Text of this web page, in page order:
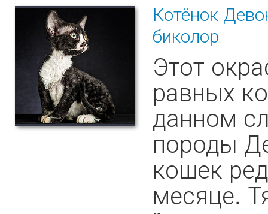
Котёнок
биколор
Этот
равных
данном
породы
кошек
месяце.